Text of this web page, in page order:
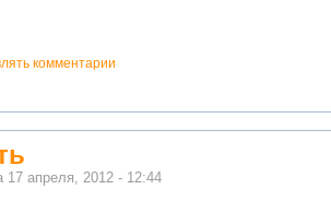
комментарии
17 апреля, 2012 - 12:44